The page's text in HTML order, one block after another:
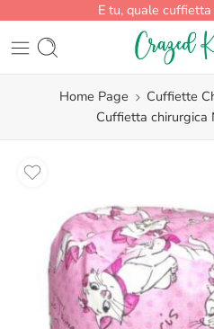
E tu, quale
Home Page Cuffiette
Cuffietta chirurgica